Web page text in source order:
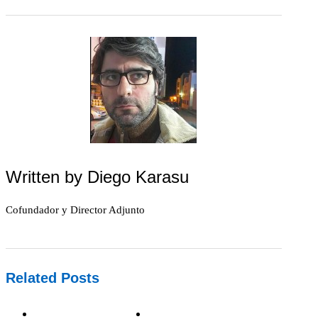
Written by Diego Karasu
Cofundador y Director Adjunto
Related Posts